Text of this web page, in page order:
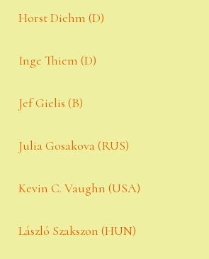
Horst Diehm (D)
Inge Thiem (D)
Jef Gielis (B)
Julia Gosakova (RUS)
Kevin C. Vaughn (USA)
László Szakszon (HUN)